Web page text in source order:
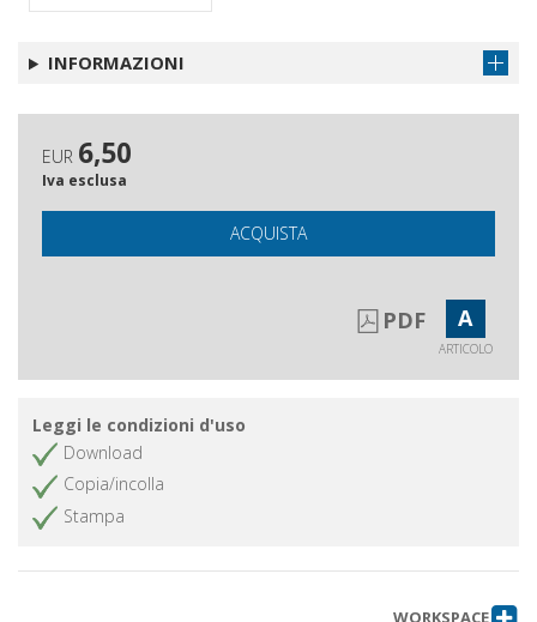
INFORMAZIONI
EUR 6,50
Iva esclusa
ACQUISTA
PDF A
ARTICOLO
Leggi le condizioni d'uso
Download
Copia/incolla
Stampa
WORKSPACE